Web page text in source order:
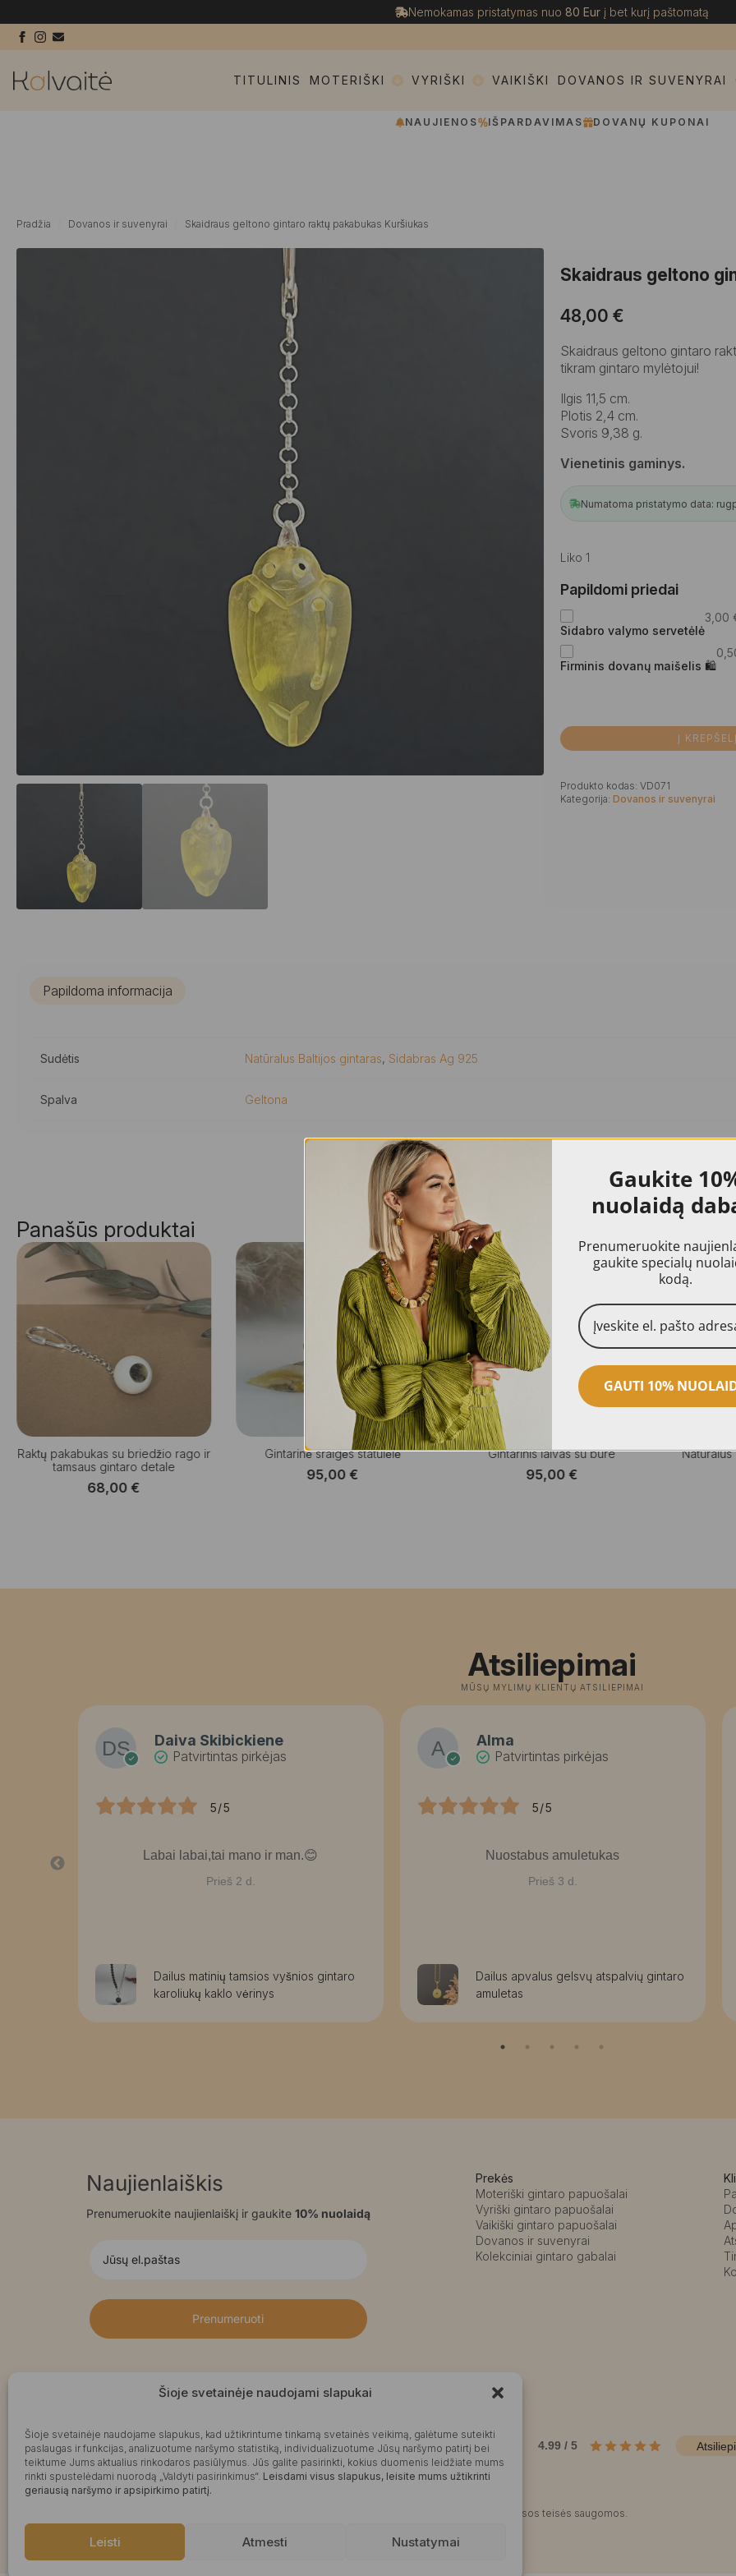
Šioje svetainėje naudojami slapukai
Šioje svetainėje naudojame slapukus, kad užtikrintume tinkamą svetainės veikimą, galėtume suteikti
paslaugas ir funkcijas, analizuotume naršymo statistiką, individualizuotume Jūsų naršymo patirtį bei
teiktume Jums aktualius rinkodaros pasiūlymus. Jūs galite pasirinkti, kokius duomenis leidžiate mums
rinkti spustelėdami nuorodą „Valdyti pasirinkimus“. Leisdami visus slapukus, leisite mums užtikrinti
geriausią naršymo ir apsipirkimo patirtį.
Leisti Atmesti Nustatymai
Nemokamas pristatymas nuo 80 Eur į bet kurį paštomatą
TITULINIS MOTERIŠKI VYRIŠKI VAIKIŠKI DOVANOS IR SUVENYRAI
NAUJIENOS IŠPARDAVIMAS DOVANŲ KUPONAI
Pradžia Dovanos ir suvenyrai Skaidraus geltono gintaro raktų pakabukas Kuršiukas
Skaidraus geltono
48,00 €
Skaidraus geltono gintaro
tikram gintaro mylėtojui!
Ilgis 11,5 cm.
Plotis 2,4 cm.
Svoris 9,38 g.
Vienetinis gaminys.
Numatoma pristatymo data:
Liko 1
Papildomi priedai
Sidabro valymo servetėlė
3,00
Firminis dovanų maišelis 🛍
Į
Produkto kodas: VD071
Kategorija: Dovanos ir suvenyrai
Papildoma informacija
Sudėtis Natūralus Baltijos gintaras, Sidabras Ag 925
Spalva Geltona
Panašūs produktai
Raktų pakabukas su briedžio rago ir
tamsaus gintaro detale
68,00€
Gintarinė sraigės statulėlė
95,00€
Gintarinis laivas su bure
95,00€
Atsiliepimai
MŪSŲ MYLIMŲ KLIENTŲ ATSILIEPIMAI
Daiva Skibickiene
Patvirtintas pirkėjas
5/5
Labai labai,tai mano ir man.😊
Prieš 2 d.
Dailus matinių tamsios vyšnios gintaro
karoliukų kaklo vėrinys
Alma
Patvirtintas pirkėjas
5/5
Nuostabus amuletukas
Prieš 3 d.
Dailus apvalus gelsvų atspalvių gintaro
amuletas
Naujienlaiškis
Prenumeruokite naujienlaiškį ir gaukite 10% nuolaidą
Prenumeruoti
Prekės
Moteriški gintaro papuošalai
Vyriški gintaro papuošalai
Vaikiški gintaro papuošalai
Dovanos ir suvenyrai
Kolekciniai gintaro gabalai
Produktų įvertinimas 4.99 / 5
©2025 Visos teisės saugomos.
Gaukite
nuolaidą
Prenumeruokite
gaukite specialų
kodą.
GAUTI 10%